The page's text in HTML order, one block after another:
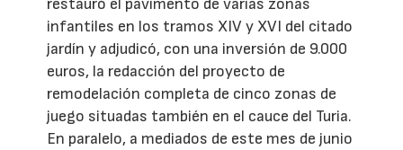
infantiles en los tramos XIV y XVI del citado
jardín y adjudicó, con una inversión de 9.000
euros, la redacción del proyecto de
remodelación completa de cinco zonas de
juego situadas también en el cauce del Turia.
En paralelo, a mediados de este mes de junio